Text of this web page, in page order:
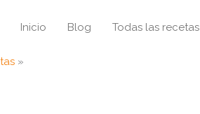
Inicio Blog Todas las recetas